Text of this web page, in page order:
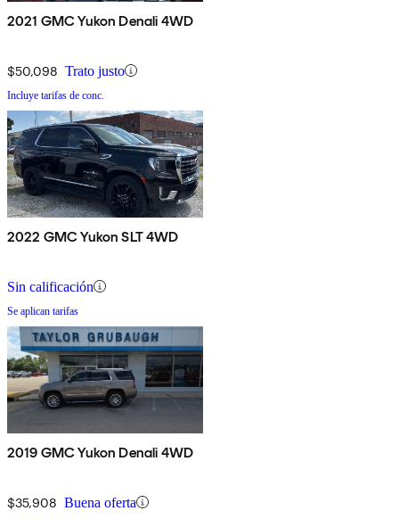
2021 GMC Yukon Denali 4WD
$50,098 Trato justo
Incluye tarifas de conc.
2022 GMC Yukon SLT 4WD
Sin calificación
Se aplican tarifas
2019 GMC Yukon Denali 4WD
$35,908 Buena oferta